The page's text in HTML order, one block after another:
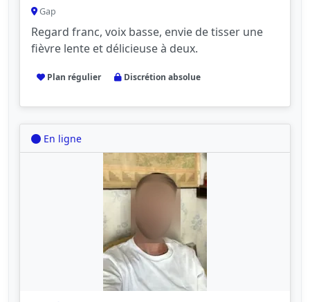
Gap
Regard franc, voix basse, envie de tisser une
fièvre lente et délicieuse à deux.
Plan régulier Discrétion absolue
En ligne